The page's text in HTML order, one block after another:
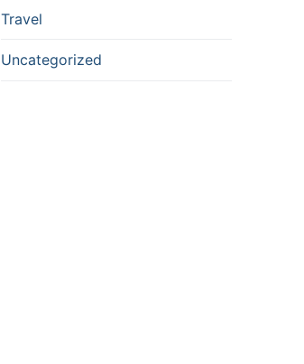
Travel
Uncategorized